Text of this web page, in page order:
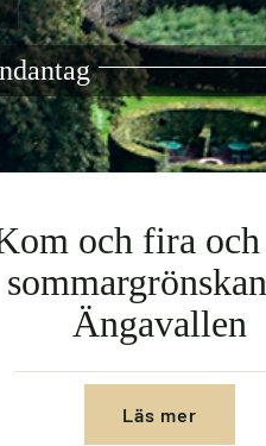
och fira
Ängavallen
Läs mer